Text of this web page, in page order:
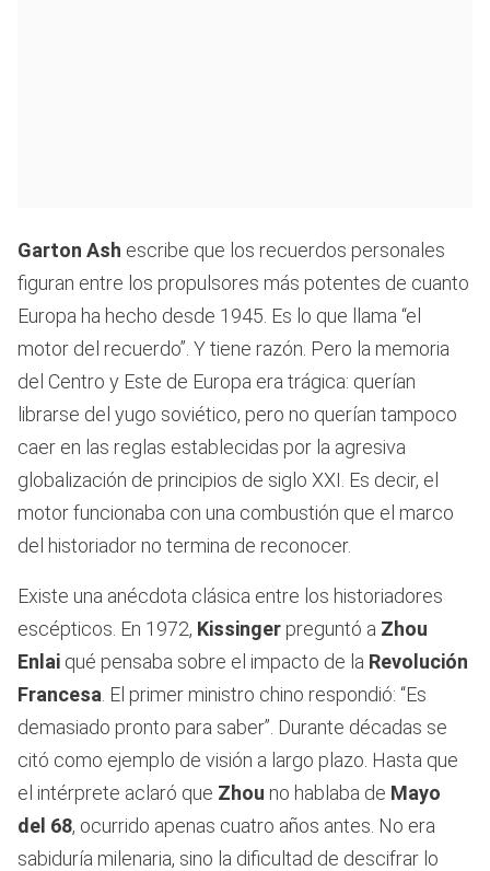
Garton Ash escribe que los recuerdos personales
figuran entre los propulsores más potentes de cuanto
Europa ha hecho desde 1945. Es lo que llama “el
motor del recuerdo”. Y tiene razón. Pero la memoria
del Centro y Este de Europa era trágica: querían
librarse del yugo soviético, pero no querían tampoco
caer en las reglas establecidas por la agresiva
globalización de principios de siglo XXI. Es decir, el
motor funcionaba con una combustión que el marco
del historiador no termina de reconocer.
Existe una anécdota clásica entre los historiadores
escépticos. En 1972, Kissinger preguntó a Zhou
Enlai qué pensaba sobre el impacto de la Revolución
Francesa . El primer ministro chino respondió: “Es
demasiado pronto para saber”. Durante décadas se
citó como ejemplo de visión a largo plazo. Hasta que
el intérprete aclaró que Zhou no hablaba de Mayo
del 68, ocurrido apenas cuatro años antes. No era
sabiduría milenaria, sino la dificultad de descifrar lo